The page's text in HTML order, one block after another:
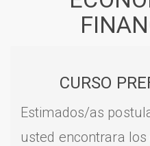
CURSO
Estimados/as
usted encontrara